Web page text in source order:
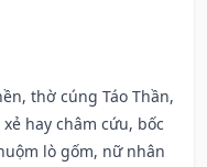
thờ cúng Táo Thần,
hay châm cứu, bốc
lò gốm, nữ nhân